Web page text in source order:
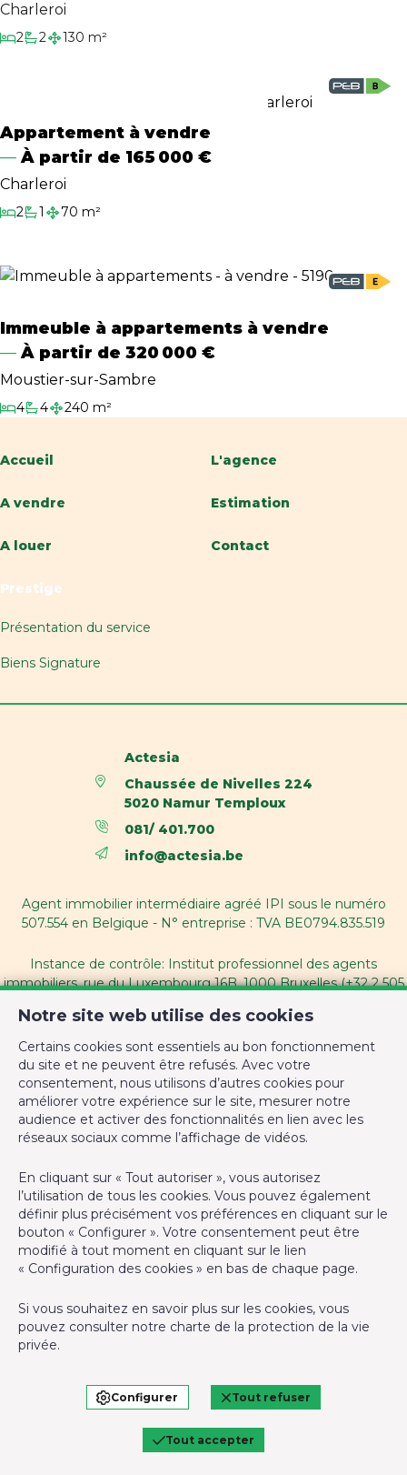
Charleroi
2
Chambres
2
Salles de bain
130 m²
Surface habitable
Appartement à vendre
À partir de 165 000 €
Charleroi
2
Chambres
1
Salle de bain
70 m²
Surface habitable
Immeuble à appartements à vendre
À partir de 320 000 €
Moustier-sur-Sambre
4
Chambres
4
Salles de bain
240 m²
Surface habitable
Notre site web utilise des cookies
Certains cookies sont essentiels au bon fonctionnement
du site et ne peuvent être refusés. Avec votre
consentement, nous utilisons d’autres cookies pour
améliorer votre expérience sur le site, mesurer notre
audience et activer des fonctionnalités en lien avec les
réseaux sociaux comme l’affichage de vidéos.
En cliquant sur « Tout autoriser », vous autorisez
l’utilisation de tous les cookies. Vous pouvez également
définir plus précisément vos préférences en cliquant sur le
bouton « Configurer ». Votre consentement peut être
modifié à tout moment en cliquant sur le lien
« Configuration des cookies » en bas de chaque page.
Si vous souhaitez en savoir plus sur les cookies, vous
pouvez consulter notre charte de la protection de la vie
privée.
Configurer Tout refuser
Tout accepter
Accueil
A vendre
A louer
Prestige
Présentation du service
Biens Signature
L'agence
Estimation
Contact
Actesia
Chaussée de Nivelles 224
5020 Namur Temploux
081/ 401.700
info@actesia.be
Agent immobilier intermédiaire agréé IPI sous le numéro
507.554 en Belgique - N° entreprise : TVA BE0794.835.519
Instance de contrôle: Institut professionnel des agents
immobiliers, rue du Luxembourg 16B, 1000 Bruxelles (+32 2 505
RC professionnelle et cautionnement via AXA Belgium SA,
Place du Trône 1, 1000 Bruxelles – police n° 730.390.160.
Couverture valable pour les activités réalisées en Belgique
Agent immobilier intermédiaire agréé IPI sous le numéro
507.554 en Belgique
Instance de contrôle: IPI, rue du Luxembourg 16B, 1000
Bruxelles - Soumis aucode déontologique de l’ IPI
RC professionnelle et cautionnement via AXA Belgium SA –
Responsable de la prévention anti-blanchiment et COVID 19 -
Conditions générales d'utilisation du site
Charte de la protection de la vie privée
Charte de la protection de la vie privée
Configuration des cookies